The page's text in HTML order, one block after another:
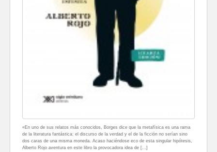
«En uno de sus relatos más conocidos, Borges dice que la metafísica es una rama
de la literatura fantástica: el discurso de la verdad y el de la ficción no serían sino
dos caras de una misma moneda. Acaso haciéndose eco de esta singular hipótesis,
Alberto Rojo aventura en este libro la provocadora idea de […]